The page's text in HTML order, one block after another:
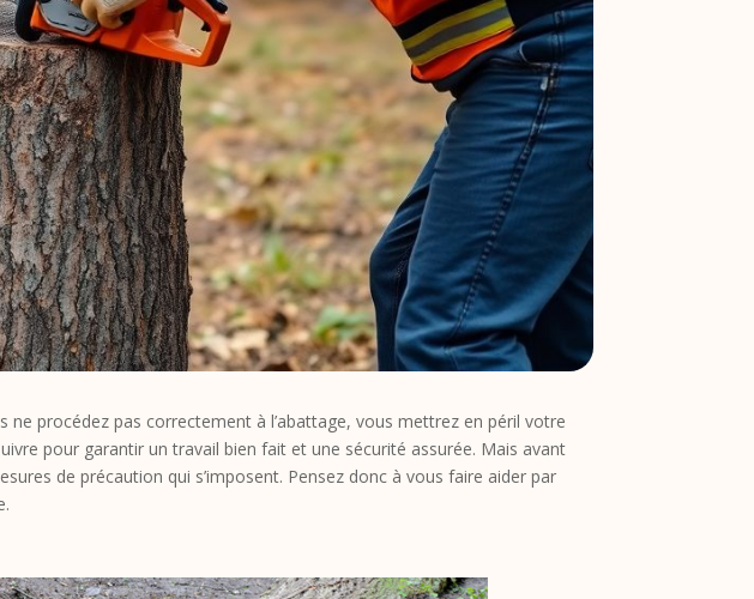
ne procédez pas correctement à l’abattage, vous mettrez en péril votre
pour garantir un travail bien fait et une sécurité assurée. Mais avant
de précaution qui s’imposent. Pensez donc à vous faire aider par